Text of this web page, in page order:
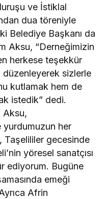
ve İstiklal
dua töreniyle
Belediye Başkanı da
Aksu, “Derneğimizin
herkese teşekkür
sizlerle
kutlamak hem de
istedik” dedi.
Aksu,
yurdumuzun her
Taşelililer gecesinde
yöresel sanatçısı
ediyorum. Bugüne
emeği
Afrin